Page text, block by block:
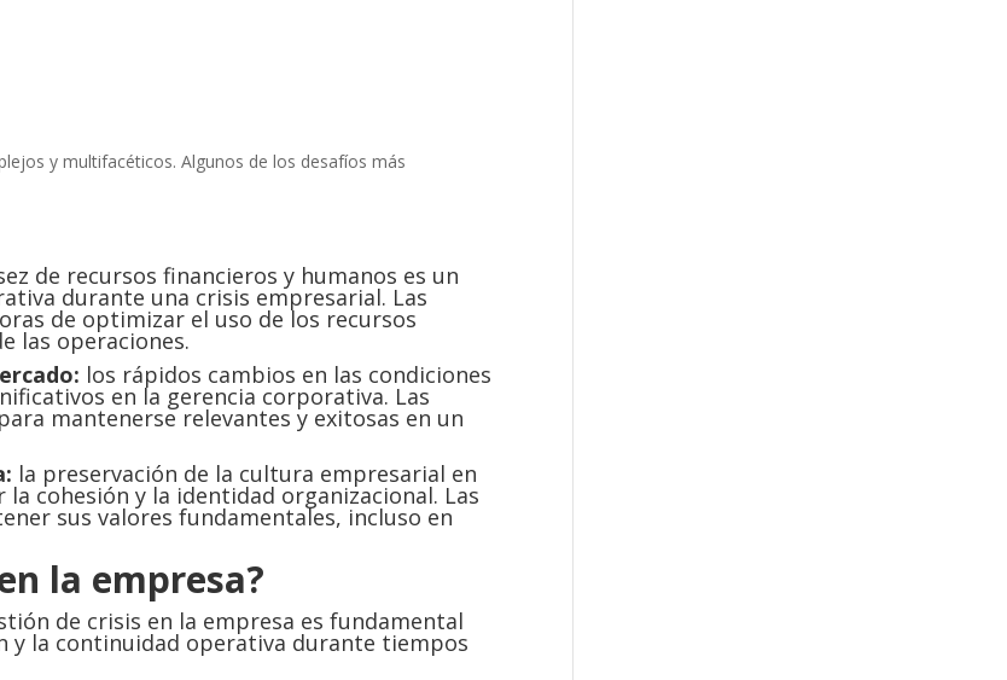
y multifacéticos. Algunos de los desafíos más
de recursos financieros y humanos es un
durante una crisis empresarial. Las
de optimizar el uso de los recursos
las operaciones.
los rápidos cambios en las condiciones
en la gerencia corporativa. Las
mantenerse relevantes y exitosas en un
la preservación de la cultura empresarial en
cohesión y la identidad organizacional. Las
sus valores fundamentales, incluso en
la empresa?
de crisis en la empresa es fundamental
y la continuidad operativa durante tiempos